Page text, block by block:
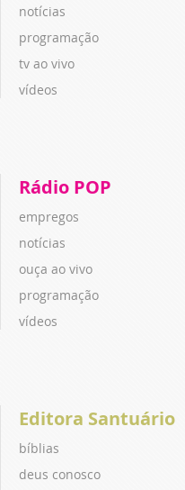
notícias
programação
tv ao vivo
vídeos
Rádio POP
empregos
notícias
ouça ao vivo
programação
vídeos
Editora Santuário
bíblias
deus conosco